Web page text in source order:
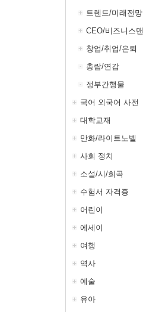
트렌드/미래전망
CEO/비즈니스맨
창업/취업/은퇴
총람/연감
정부간행물
국어 외국어 사전
대학교재
만화/라이트노벨
사회 정치
소설/시/희곡
수험서 자격증
어린이
에세이
여행
역사
예술
유아